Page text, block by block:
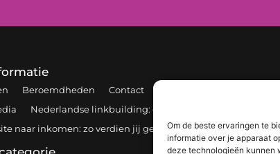
Om de beste ervaringen te
informatie over je apparaat
deze technologieën kunnen
Beroemdheden Contact
Nederlandse linkbuilding: de sleutel tot een sterke
naar inkomen: zo verdien jij geld online